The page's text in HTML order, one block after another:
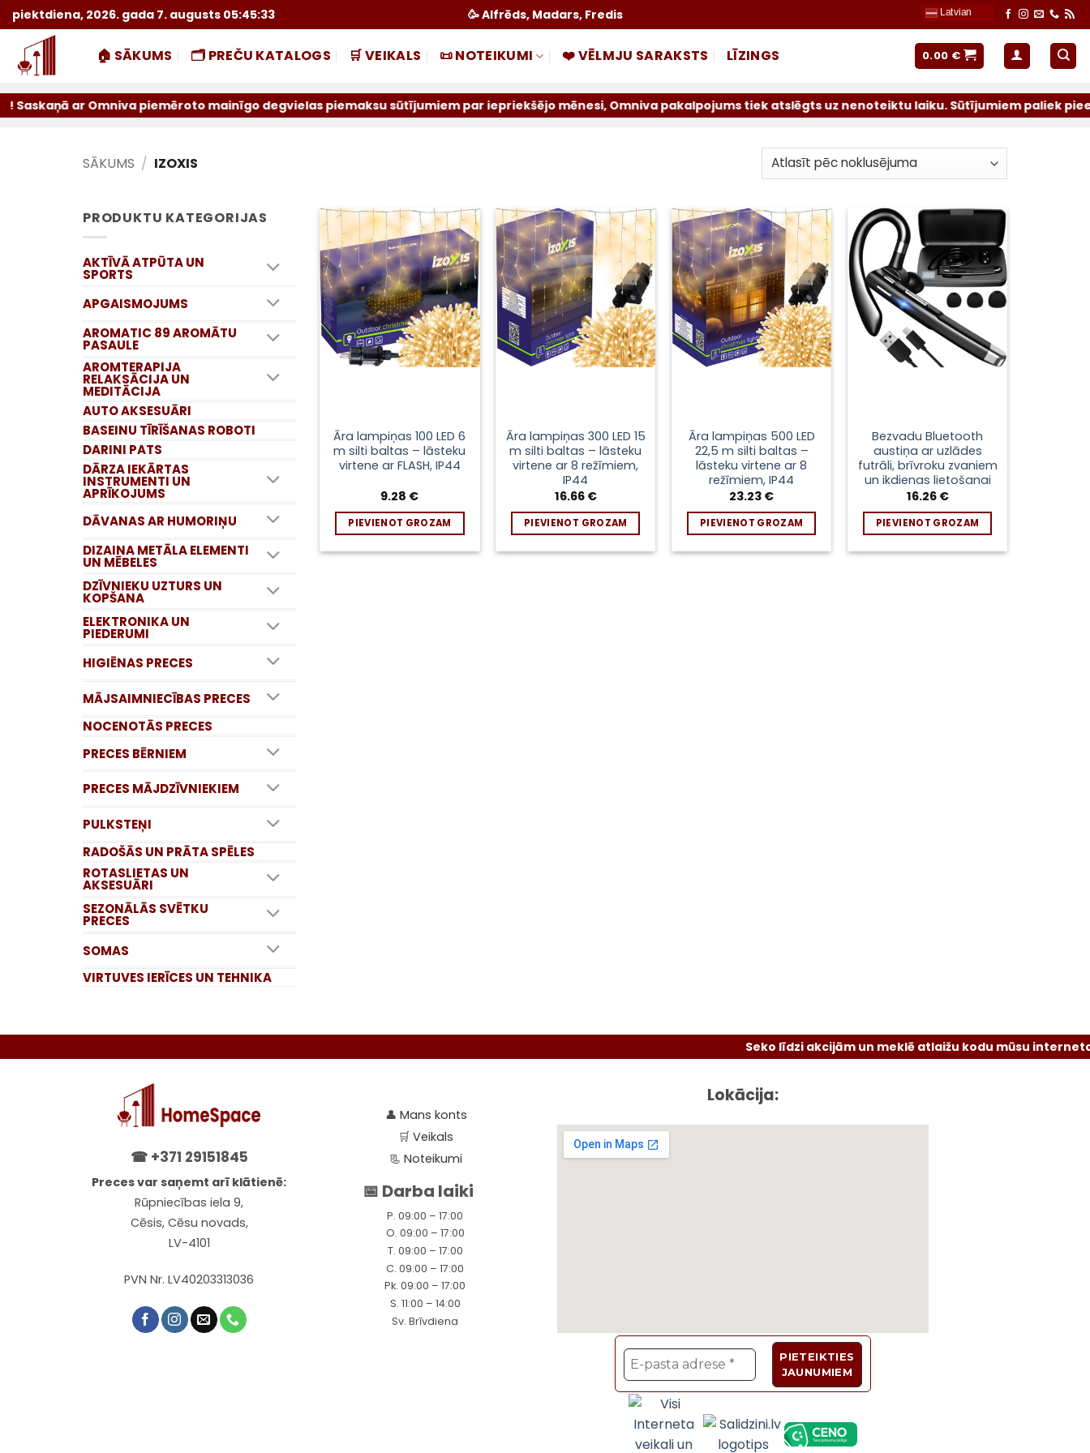
Skip
to
content
piektdiena, 2026. gada 7. augusts 05:45:34 🥳 Alfrēds, Madars, Fredis Latvian
🏠 SĀKUMS 🗂️ PREČU KATALOGS 🛒 VEIKALS 📜 NOTEIKUMI ❤️ VĒLMJU SARAKSTS LĪZINGS 0.00 €
ar Omniva piemēroto mainīgo degvielas piemaksu sūtījumiem par iepriekšējo mēnesi, Omniva pakalpojums tiek atslēgts uz nenoteiktu laiku. Sūtījumiem paliek pieejami
SĀKUMS / IZOXIS
PRODUKTU KATEGORIJAS
AKTĪVĀ ATPŪTA UN
SPORTS
APGAISMOJUMS
AROMATIC 89 AROMĀTU
PASAULE
AROMTERAPIJA
RELAKSĀCIJA UN
MEDITĀCIJA
AUTO AKSESUĀRI
BASEINU TĪRĪŠANAS ROBOTI
DARINI PATS
DĀRZA IEKĀRTAS
INSTRUMENTI UN
APRĪKOJUMS
DĀVANAS AR HUMORIŅU
DIZAINA METĀLA ELEMENTI
UN MĒBELES
DZĪVNIEKU UZTURS UN
KOPŠANA
ELEKTRONIKA UN
PIEDERUMI
HIGIĒNAS PRECES
MĀJSAIMNIECĪBAS PRECES
NOCENOTĀS PRECES
PRECES BĒRNIEM
PRECES MĀJDZĪVNIEKIEM
PULKSTEŅI
RADOŠĀS UN PRĀTA SPĒLES
ROTASLIETAS UN
AKSESUĀRI
SEZONĀLĀS SVĒTKU
PRECES
SOMAS
VIRTUVES IERĪCES UN TEHNIKA
Pievienot
sarakstam
Āra lampiņas 100 LED 6
m silti baltas – lāsteku
virtene ar FLASH, IP44
9.28 €
PIEVIENOT GROZAM
Pievienot
sarakstam
Āra lampiņas 300 LED 15
m silti baltas – lāsteku
virtene ar 8 režīmiem,
IP44
16.66 €
PIEVIENOT GROZAM
Pievienot
sarakstam
Āra lampiņas 500 LED
22,5 m silti baltas –
lāsteku virtene ar 8
režīmiem, IP44
23.23 €
PIEVIENOT GROZAM
Pievienot
sarakstam
Bezvadu Bluetooth
austiņa ar uzlādes
futrāli, brīvroku zvaniem
un ikdienas lietošanai
16.26 €
PIEVIENOT GROZAM
Seko līdzi akcijām un meklē atlaižu kodu mūsu interneta
☎ +371 29151845
Preces var saņemt arī klātienē:
Rūpniecības iela 9,
Cēsis, Cēsu novads,
LV-4101
PVN Nr. LV40203313036
👤 Mans konts
🛒Veikals
📃Noteikumi
📅 Darba laiki
P. 09:00 – 17:00
O. 09:00 – 17:00
T. 09:00 – 17:00
C. 09:00 – 17:00
Pk. 09:00 – 17:00
S. 11:00 – 14:00
Sv. Brīvdiena
Lokācija: